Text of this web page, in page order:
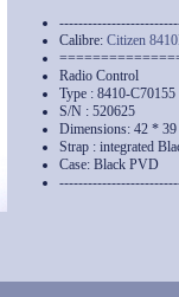
Calibre: Citizen
Radio Control
Type : 8410-
S/N : 520625
Dimensions: 42 *
Strap : integrated
Case: Black PVD